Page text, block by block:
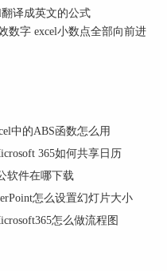
总和聚合数值数据。
总，可以借助excel数
列移动到行。
要用途，相信看完大
据透视表要怎么做
介绍excel数据透视表
很多，并且制作方法
Excel表格中给
译成英文的公式
数字 excel小数点全部向前进
中的ABS函数怎么用
365如何共享日历
软件在哪下载
怎么设置幻灯片大小
怎么做流程图